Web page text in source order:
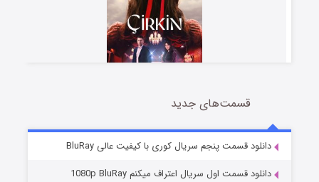
سریال زشت
قسمت5 (زیرنویس) منتشر شد
قسمت‌های جدید
دانلود قسمت پنجم سریال کوری با کیفیت عالی BluRay
دانلود قسمت اول سریال اعتراف میکنم 1080p BluRay